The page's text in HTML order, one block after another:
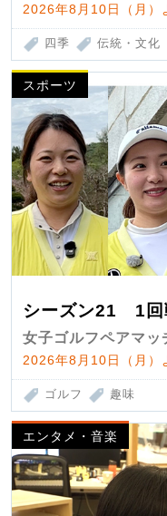
2026年8月10日（月）
四季 伝統・文化
スポーツ
シーズン21 1
女子ゴルフペアマッ
2026年8月10日（月
ゴルフ 趣味
エンタメ・音楽